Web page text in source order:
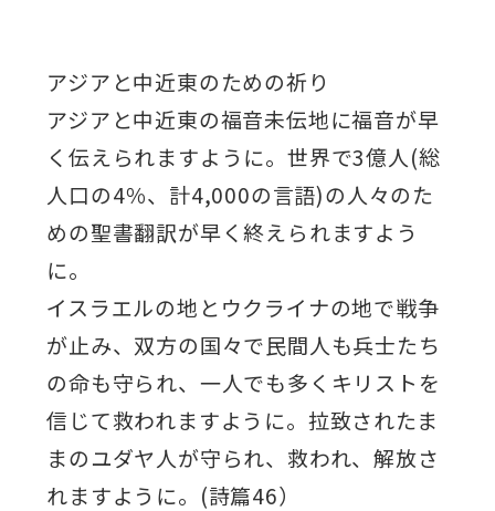
アジアと中近東のための祈り
アジアと中近東の福音未伝地に福音が早
く伝えられますように。世界で3億人(総
人口の4％、計4,000の言語)の人々のた
めの聖書翻訳が早く終えられますよう
に。
イスラエルの地とウクライナの地で戦争
が止み、双方の国々で民間人も兵士たち
の命も守られ、一人でも多くキリストを
信じて救われますように。拉致されたま
まのユダヤ人が守られ、救われ、解放さ
れますように。(詩篇46）